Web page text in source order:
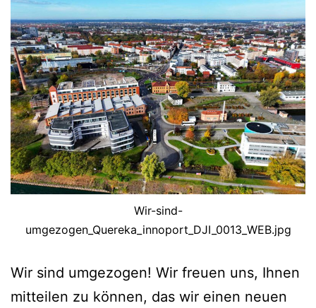
Wir-sind-
umgezogen_Quereka_innoport_DJI_0013_WEB.jpg
Wir sind umgezogen! Wir freuen uns, Ihnen
mitteilen zu können, das wir einen neuen